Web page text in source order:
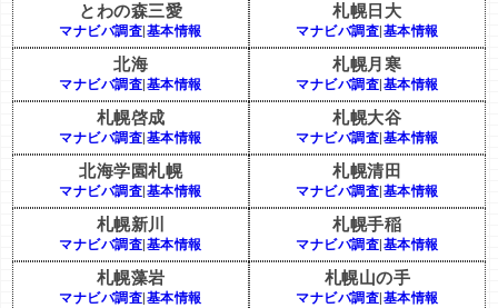
とわの森三愛
マナビバ調査 基本情報
札幌日大
マナビバ調査 基本情報
北海
マナビバ調査 基本情報
札幌月寒
マナビバ調査 基本情報
札幌啓成
マナビバ調査 基本情報
札幌大谷
マナビバ調査 基本情報
北海学園札幌
マナビバ調査 基本情報
札幌清田
マナビバ調査 基本情報
札幌新川
マナビバ調査 基本情報
札幌手稲
マナビバ調査 基本情報
札幌藻岩
マナビバ調査 基本情報
札幌山の手
マナビバ調査 基本情報